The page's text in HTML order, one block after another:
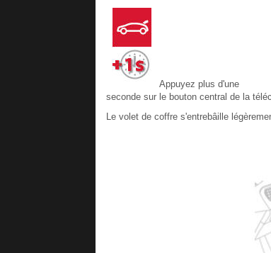
Appuyez plus d'une
seconde sur le bouton central de la
Le volet de coffre s'entrebâille